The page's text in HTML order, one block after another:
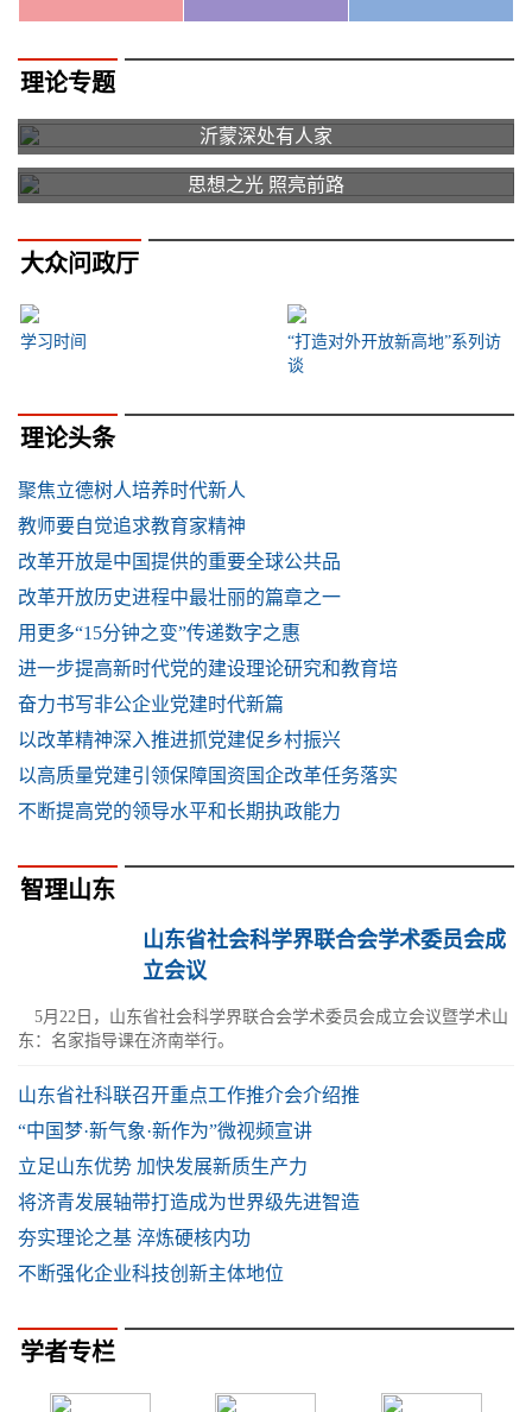
理论专题
沂蒙深处有人家
思想之光 照亮前路
大众问政厅
学习时间
“打造对外开放新高地”系列访
谈
理论头条
聚焦立德树人培养时代新人
教师要自觉追求教育家精神
改革开放是中国提供的重要全球公共品
改革开放历史进程中最壮丽的篇章之一
用更多“15分钟之变”传递数字之惠
进一步提高新时代党的建设理论研究和教育培
奋力书写非公企业党建时代新篇
以改革精神深入推进抓党建促乡村振兴
以高质量党建引领保障国资国企改革任务落实
不断提高党的领导水平和长期执政能力
智理山东
山东省社会科学界联合会学术委员会成
立会议
5月22日，山东省社会科学界联合会学术委员会成立会议暨学术山
东：名家指导课在济南举行。
山东省社科联召开重点工作推介会介绍推
“中国梦·新气象·新作为”微视频宣讲
立足山东优势 加快发展新质生产力
将济青发展轴带打造成为世界级先进智造
夯实理论之基 淬炼硬核内功
不断强化企业科技创新主体地位
学者专栏